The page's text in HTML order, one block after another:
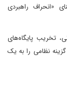
«انحراف راهبردی
تخریب پایگاه‌های
نظامی را به یک